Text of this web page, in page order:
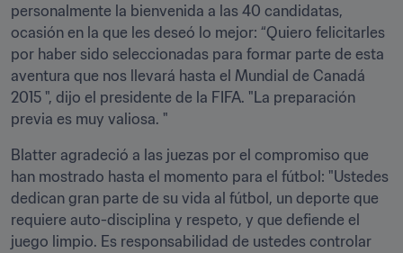
personalmente la bienvenida a las 40 candidatas,
ocasión en la que les deseó lo mejor: “Quiero felicitarles
por haber sido seleccionadas para formar parte de esta
aventura que nos llevará hasta el Mundial de Canadá
2015 ", dijo el presidente de la FIFA. "La preparación
previa es muy valiosa. "
Blatter agradeció a las juezas por el compromiso que
han mostrado hasta el momento para el fútbol: "Ustedes
dedican gran parte de su vida al fútbol, ​​un deporte que
requiere auto-disciplina y respeto, y que defiende el
juego limpio. Es responsabilidad de ustedes controlar